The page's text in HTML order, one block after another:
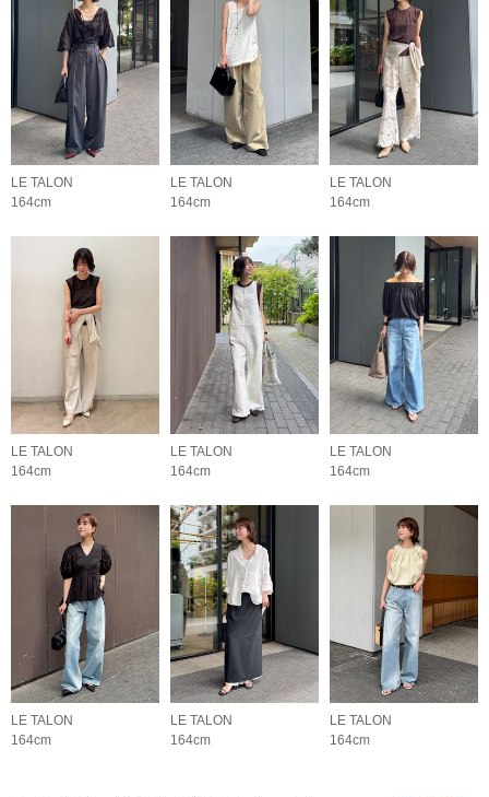
LE TALON
164cm
LE TALON
164cm
LE TALON
164cm
LE TALON
164cm
LE TALON
164cm
LE TALON
164cm
LE TALON
164cm
LE TALON
164cm
LE TALON
164cm